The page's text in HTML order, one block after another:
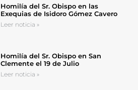
Homilía del Sr. Obispo en las
Exequias de Isidoro Gómez Cavero
Leer noticia »
Homilía del Sr. Obispo en San
Clemente el 19 de Julio
Leer noticia »